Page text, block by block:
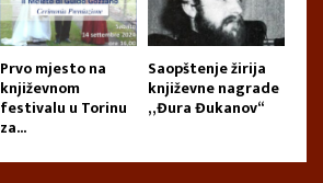
Prvo mjesto na
književnom
festivalu u Torinu
za...
Saopštenje žirija
književne nagrade
„Đura Đukanov“